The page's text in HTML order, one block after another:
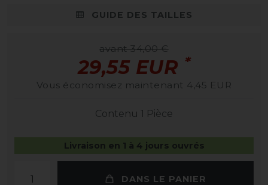
GUIDE DES TAILLES
avant 34,00 €
29,55 EUR *
Vous économisez maintenant 4,45 EUR
Contenu 1 Pièce
Livraison en 1 à 4 jours ouvrés
DANS LE PANIER